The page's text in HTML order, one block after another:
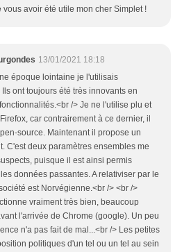
vous avoir été utile mon cher Simplet !
13/01/2021 18:18
époque lointaine je l'utilisais
ont toujours été très innovants en
/> Je ne l'utilise plu et
car contrairement à ce dernier, il
source. Maintenant il propose un
C'est deux paramètres ensembles me
puisque il est ainsi permis
données passantes. A relativiser par le
est Norvégienne.<br /> <br />
vraiment très bien, beaucoup
l'arrivée de Chrome (google). Un peu
n'a pas fait de mal...<br /> Les petites
politiques d'un tel ou un tel au sein